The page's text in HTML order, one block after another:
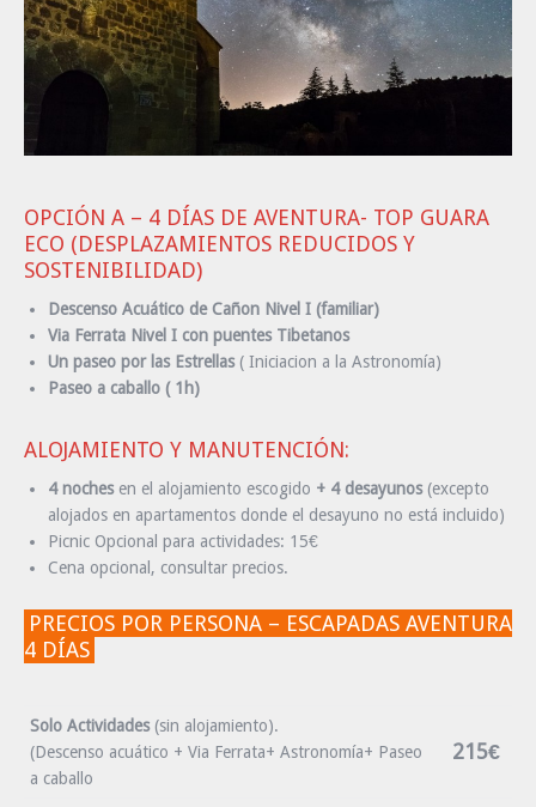
OPCIÓN A – 4 DÍAS DE AVENTURA- TOP GUARA
ECO (DESPLAZAMIENTOS REDUCIDOS Y
SOSTENIBILIDAD)
Descenso Acuático de Cañon Nivel I (familiar)
Via Ferrata Nivel I con puentes Tibetanos
Un paseo por las Estrellas( Iniciacion a la Astronomía)
Paseo a caballo ( 1h)
ALOJAMIENTO Y MANUTENCIÓN:
4 noches en el alojamiento escogido + 4 desayunos(excepto
alojados en apartamentos donde el desayuno no está incluido)
Picnic Opcional para actividades: 15€
Cena opcional, consultar precios.
PRECIOS POR PERSONA – ESCAPADAS AVENTURA
4 DÍAS
Solo Actividades(sin alojamiento).
(Descenso acuático + Via Ferrata+ Astronomía+ Paseo
a caballo
215€